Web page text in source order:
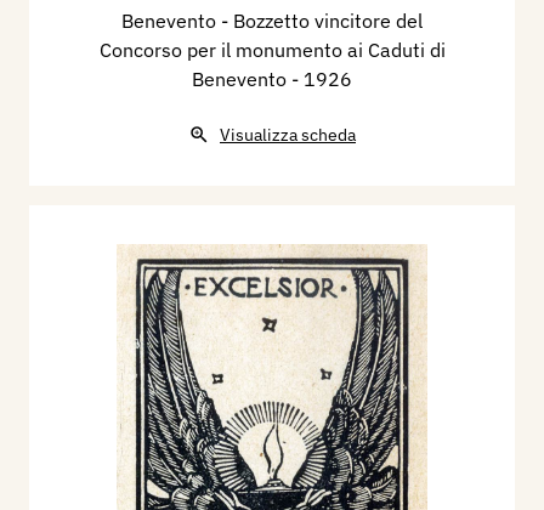
Benevento - Bozzetto vincitore del
Concorso per il monumento ai Caduti di
Benevento - 1926
Visualizza scheda